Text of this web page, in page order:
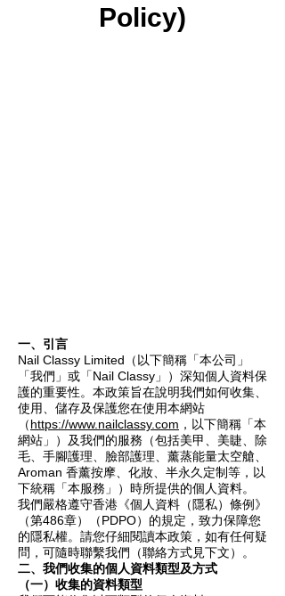
Policy)
一、引言
Nail Classy Limited（以下簡稱「本公司」
「我們」或「Nail Classy」）深知個人資料保
護的重要性。本政策旨在說明我們如何收集、
使用、儲存及保護您在使用本網站
（https://www.nailclassy.com ，以下簡稱「本
網站」）及我們的服務（包括美甲、美睫、除
毛、手腳護理、臉部護理、薰蒸能量太空艙、
Aroman 香薰按摩、化妝、半永久定制等，以
下統稱「本服務」）時所提供的個人資料。
我們嚴格遵守香港《個人資料（隱私）條例》
（第486章）（PDPO）的規定，致力保障您
的隱私權。請您仔細閱讀本政策，如有任何疑
問，可隨時聯繫我們（聯絡方式見下文）。
二、我們收集的個人資料類型及方式
（一）收集的資料類型